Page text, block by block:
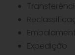
Expedição